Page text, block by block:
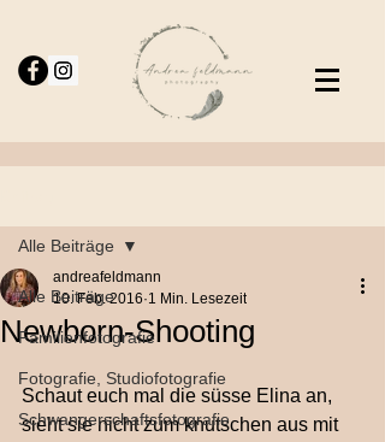
Alle Beiträge
Familienfotografie
Fotografie, Studiofotografie
Schwangerschaftsfotografie
Alle Beiträge
Newborn-Shooting
andreafeldmann
10. Feb. 2016 1 Min. Lesezeit
Schaut euch mal die süsse Elina an,
sieht sie nicht zum knutschen aus mit